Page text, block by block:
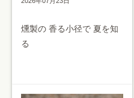
燻製の 香る小径で 夏を知
る